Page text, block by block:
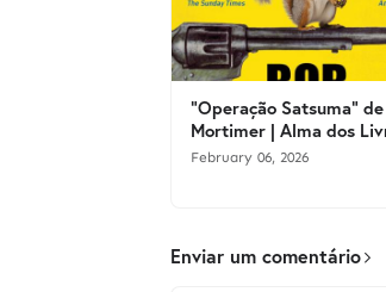
"Operação Satsuma"
Mortimer | Alma dos
February 06, 2026
Enviar um comentário